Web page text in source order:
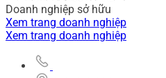
Doanh nghiệp sở hữu
Xem trang doanh nghiệp
Xem trang doanh nghiệp